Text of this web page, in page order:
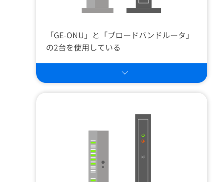
「GE-ONU」と「ブロードバンドルータ」
の2台を使用している